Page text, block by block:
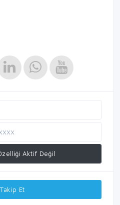
Aktif Değil
Et